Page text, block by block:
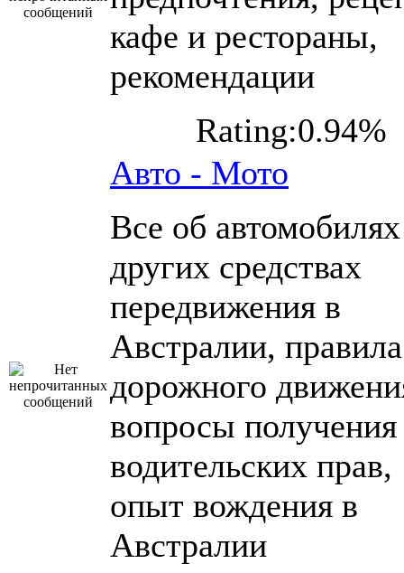
кафе и рестораны,
рекомендации
Rating:0.94%
Авто - Мото
Все об
других средствах
передвижения в
Австралии, правила
дорожного
вопросы получения
водительских прав,
опыт вождения в
Австралии